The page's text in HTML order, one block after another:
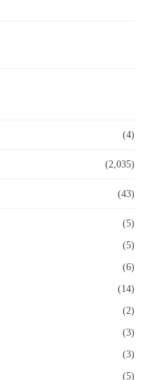
(4)
(2,035)
(43)
(5)
(5)
(6)
(14)
(2)
(3)
(3)
(5)